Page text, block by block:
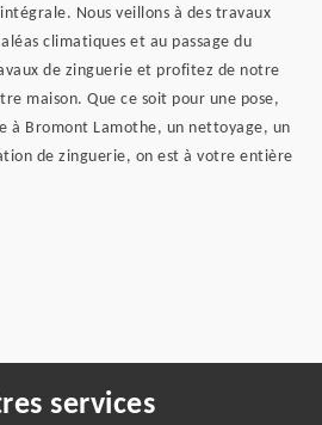
Nous veillons à des travaux
climatiques et au passage du
de zinguerie et profitez de notre
maison. Que ce soit pour une pose,
à Bromont Lamothe, un nettoyage, un
de zinguerie, on est à votre entière
services